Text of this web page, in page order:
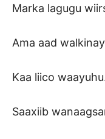
Marka lagugu
Ama aad
Kaa liico
Saaxiib